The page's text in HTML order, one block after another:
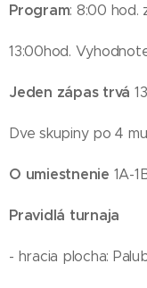
Program: 8:00 hod.
13:00hod.
Jeden zápas trvá
Dve skupiny po 4
O umiestnenie 1A-
Pravidlá turnaja
- hracia plocha: